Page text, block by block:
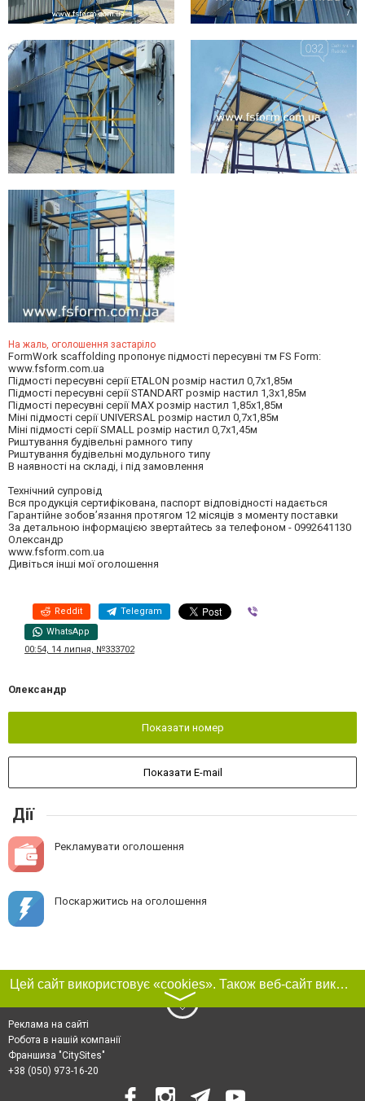
На жаль, оголошення застаріло
FormWork scaffolding пропонує підмості пересувні тм FS Form:
www.fsform.com.ua
Підмості пересувні серії ETALON розмір настил 0,7х1,85м
Підмості пересувні серії STANDART розмір настил 1,3х1,85м
Підмості пересувні серії MAX розмір настил 1,85х1,85м
Міні підмості серії UNIVERSAL розмір настил 0,7х1,85м
Міні підмості серії SMALL розмір настил 0,7х1,45м
Риштування будівельні рамного типу
Риштування будівельні модульного типу
В наявності на складі, і під замовлення
Технічний супровід
Вся продукція сертифікована, паспорт відповідності надається
Гарантійне зобов’язання протягом 12 місяців з моменту поставки
За детальною інформацією звертайтесь за телефоном - 0992641130
Олександр
www.fsform.com.ua
Дивіться інші мої оголошення
Reddit Telegram
WhatsApp
00:54, 14 липня, №333702
Олександр
Показати номер
Показати E-mail
Дії
Рекламувати оголошення
Поскаржитись на оголошення
Цей сайт використовує «cookies». Також веб-сайт використовує інтернет-сервіс для збору технічних даних стосовно відвідувачів з метою отримання маркетингової та статистичної інформації. Умови обробки даних відвідувачів сайту див.
〉
Реклама на сайті
Робота в нашій компанії
Франшиза "CitySites"
+38 (050) 973-16-20